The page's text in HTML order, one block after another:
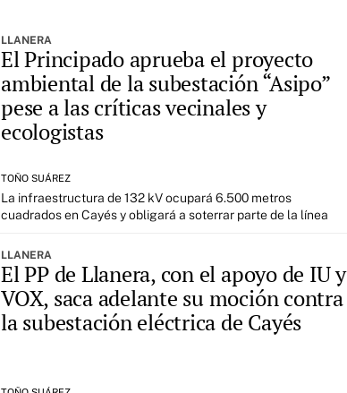
LLANERA
El Principado aprueba el proyecto
ambiental de la subestación “Asipo”
pese a las críticas vecinales y
ecologistas
TOÑO SUÁREZ
La infraestructura de 132 kV ocupará 6.500 metros
cuadrados en Cayés y obligará a soterrar parte de la línea
LLANERA
El PP de Llanera, con el apoyo de IU y
VOX, saca adelante su moción contra
la subestación eléctrica de Cayés